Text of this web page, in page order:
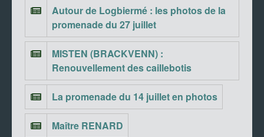
Autour de Logbiermé : les photos de la
promenade du 27 juillet
MISTEN (BRACKVENN) :
Renouvellement des caillebotis
La promenade du 14 juillet en photos
Maître RENARD